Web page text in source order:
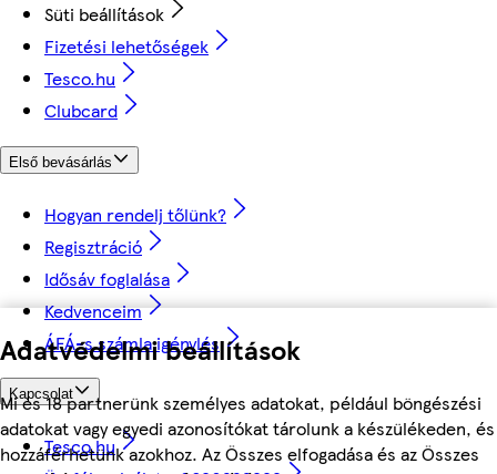
Adatvédelmi beállítások
Mi és 18 partnerünk személyes adatokat, például böngészési
adatokat vagy egyedi azonosítókat tárolunk a készülékeden, és
hozzáférhetünk azokhoz. Az Összes elfogadása és az Összes
Süti beállítások
Fizetési lehetőségek
Tesco.hu
Clubcard
Első bevásárlás
Hogyan rendelj tőlünk?
Regisztráció
Idősáv foglalása
Kedvenceim
ÁFÁ-s számla igénylés
Kapcsolat
Tesco.hu